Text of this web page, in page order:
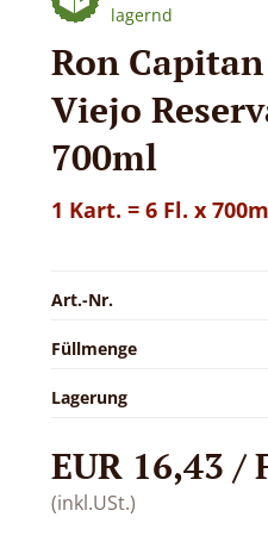
lagernd
Ron
Viejo
700ml
1 Kart. = 6 Fl. x
Art.-Nr.
Füllmenge
Lagerung
EUR 16,43 /
(inkl.USt.)